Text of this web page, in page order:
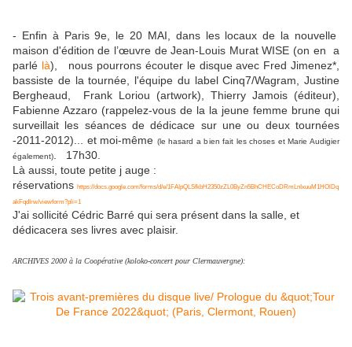
- Enfin à Paris 9e, le 20 MAI, dans les locaux de la nouvelle
maison d'édition de l’œuvre de Jean-Louis Murat WISE (on en a
parlé là), nous pourrons écouter le disque avec Fred Jimenez*,
bassiste de la tournée, l'équipe du label Cinq7/Wagram, Justine
Bergheaud, Frank Loriou (artwork), Thierry Jamois (éditeur),
Fabienne Azzaro (rappelez-vous de la la jeune femme brune qui
surveillait les séances de dédicace sur une ou deux tournées
-2011-2012)... et moi-même (le hasard a bien fait les choses et Marie Audigier
également)
. 17h30.
Là aussi, toute petite j auge :
réservations https://docs.google.com/forms/d/e/1FAIpQLSfkbH2350zZL0ByZn5BhCHECoDRmLnIxuuM1HOlDq
akFqdIrw/viewform?pli=1
J'ai sollicité Cédric Barré qui sera présent dans la salle, et
dédicacera ses livres avec plaisir.
ARCHIVES 2000 à la Coopérative (koloko-concert pour Clermauvergne):